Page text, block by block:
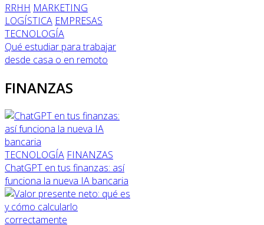
RRHH MARKETING
LOGÍSTICA EMPRESAS
TECNOLOGÍA
Qué estudiar para trabajar
desde casa o en remoto
FINANZAS
TECNOLOGÍA FINANZAS
ChatGPT en tus finanzas: así
funciona la nueva IA bancaria